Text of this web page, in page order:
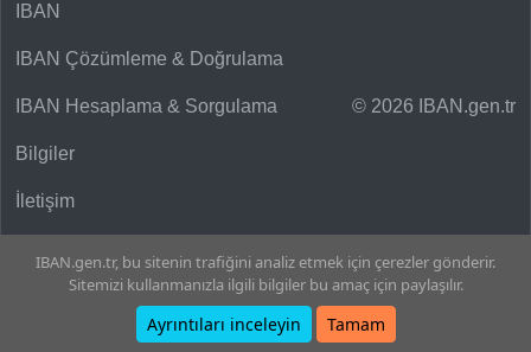
© 2026 IBAN.gen.tr
IBAN
IBAN Çözümleme & Doğrulama
IBAN Hesaplama & Sorgulama
Bilgiler
İletişim
IBAN.gen.tr, bu sitenin trafiğini analiz etmek için çerezler gönderir.
Sitemizi kullanmanızla ilgili bilgiler bu amaç için paylaşılır.
Ayrıntıları inceleyin Tamam